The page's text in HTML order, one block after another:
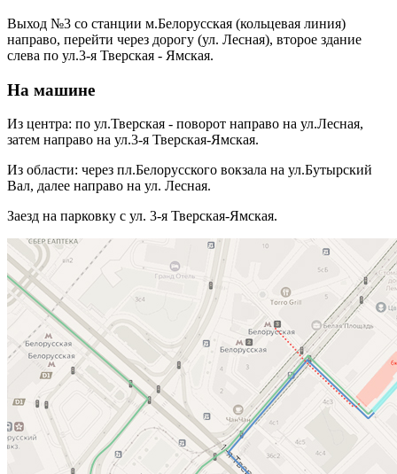
Выход №3 со станции м.Белорусская (кольцевая линия)
направо, перейти через дорогу (ул. Лесная), второе здание
слева по ул.3-я Тверская - Ямская.
На машине
Из центра: по ул.Тверская - поворот направо на ул.Лесная,
затем направо на ул.3-я Тверская-Ямская.
Из области: через пл.Белорусского вокзала на ул.Бутырский
Вал, далее направо на ул. Лесная.
Заезд на парковку с ул. 3-я Тверская-Ямская.